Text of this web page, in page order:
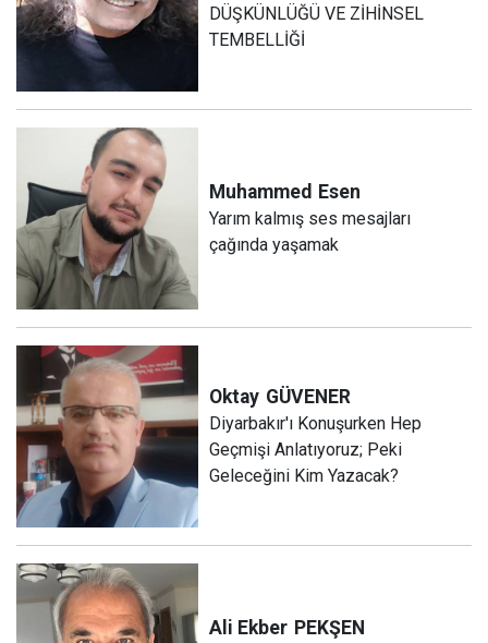
DÜŞKÜNLÜĞÜ VE ZİHİNSEL
TEMBELLİĞİ
Muhammed Esen
Yarım kalmış ses mesajları
çağında yaşamak
Oktay GÜVENER
Diyarbakır'ı Konuşurken Hep
Geçmişi Anlatıyoruz; Peki
Geleceğini Kim Yazacak?
Ali Ekber PEKŞEN